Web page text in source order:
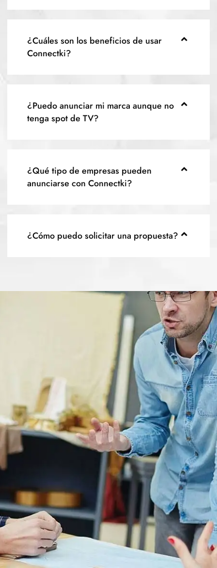
¿Cuáles son los beneficios de usar
Connectki?
¿Puedo anunciar mi marca aunque no
tenga spot de TV?
¿Qué tipo de empresas pueden
anunciarse con Connectki?
¿Cómo puedo solicitar una propuesta?